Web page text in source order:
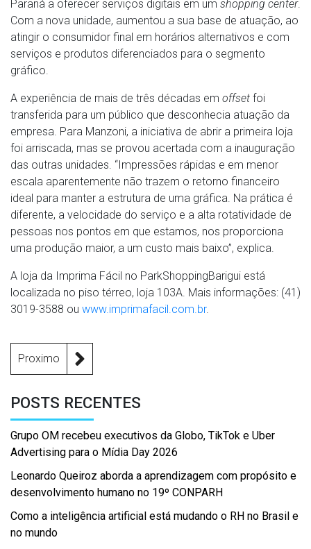
Paraná a oferecer serviços digitais em um shopping center.
Com a nova unidade, aumentou a sua base de atuação, ao
atingir o consumidor final em horários alternativos e com
serviços e produtos diferenciados para o segmento
gráfico.
A experiência de mais de três décadas em offset foi
transferida para um público que desconhecia atuação da
empresa. Para Manzoni, a iniciativa de abrir a primeira loja
foi arriscada, mas se provou acertada com a inauguração
das outras unidades. “Impressões rápidas e em menor
escala aparentemente não trazem o retorno financeiro
ideal para manter a estrutura de uma gráfica. Na prática é
diferente, a velocidade do serviço e a alta rotatividade de
pessoas nos pontos em que estamos, nos proporciona
uma produção maior, a um custo mais baixo”, explica.
A loja da Imprima Fácil no ParkShoppingBarigui está
localizada no piso térreo, loja 103A. Mais informações: (41)
3019-3588 ou www.imprimafacil.com.br.
Proximo
POSTS RECENTES
Grupo OM recebeu executivos da Globo, TikTok e Uber
Advertising para o Mídia Day 2026
Leonardo Queiroz aborda a aprendizagem com propósito e
desenvolvimento humano no 19º CONPARH
Como a inteligência artificial está mudando o RH no Brasil e
no mundo